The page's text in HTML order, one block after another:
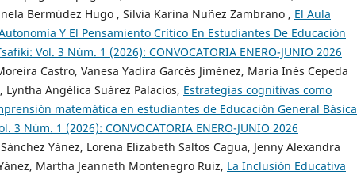
Bermúdez Hugo , Silvia Karina Nuñez Zambrano , El Aula
Y El Pensamiento Crítico En Estudiantes De Educación
Vol. 3 Núm. 1 (2026): CONVOCATORIA ENERO-JUNIO 2026
Castro, Vanesa Yadira Garcés Jiménez, María Inés Cepeda
Angélica Suárez Palacios, Estrategias cognitivas como
matemática en estudiantes de Educación General Básica
Núm. 1 (2026): CONVOCATORIA ENERO-JUNIO 2026
Yánez, Lorena Elizabeth Saltos Cagua, Jenny Alexandra
Martha Jeanneth Montenegro Ruiz, La Inclusión Educativa